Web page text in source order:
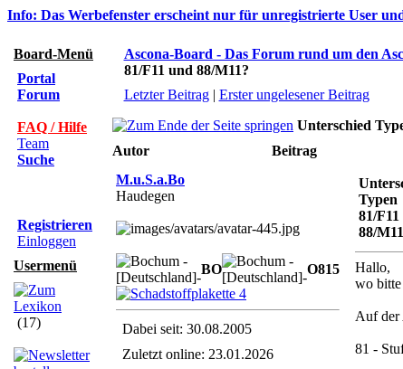
Info: Das Werbefenster erscheint nur für unregistrierte User
Board-Menü
Portal
Forum
FAQ / Hilfe
Team
Suche
Registrieren
Einloggen
Usermenü
(17)
Ascona-Board - Das Forum rund um den
81/F11 und 88/M11?
Letzter Beitrag| Erster ungelesener Beitrag
Unterschied
Autor
Beitrag
M.u.S.a.Bo
Haudegen
BO O815
Dabei seit: 30.08.2005
Zuletzt online: 23.01.2026
Typen
81/
88/
Hallo,
wo bitte
Auf der
81 -